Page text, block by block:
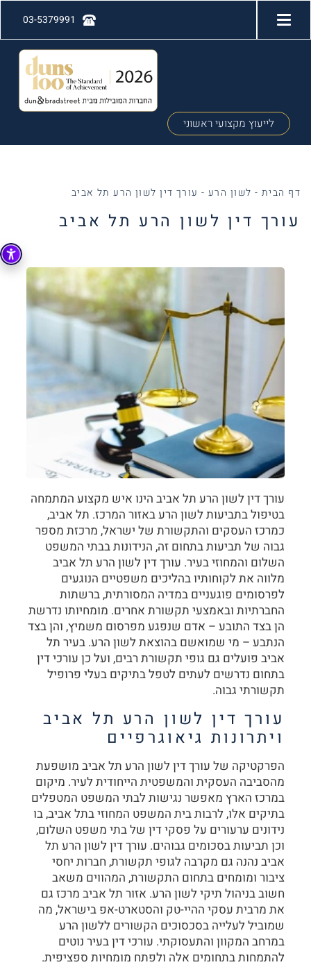
03-5379991
לייעוץ מקצועי ראשוני
דף הבית - לשון הרע- עורך דין לשון הרע תל אביב
עורך דין לשון הרע תל אביב
עורך דין לשון הרע תל אביב הינו איש מקצוע המתמחה
בטיפול בתביעות לשון הרע באזור המרכז. תל אביב,
כמרכז העסקים והתקשורת של ישראל, מרכזת מספר
גבוה של תביעות בתחום זה, הנידונות בבתי המשפט
השלום והמחוזי בעיר. עורך דין לשון הרע תל אביב
מלווה את לקוחותיו בהליכים משפטיים הנוגעים
לפרסומים פוגעניים במדיה המסורתית, ברשתות
החברתיות ובאמצעי תקשורת אחרים. מומחיותו נדרשת
הן בצד התובע – אדם שנפגע מפרסום משמיץ, והן בצד
הנתבע – מי שמואשם בהוצאת לשון הרע. בעיר תל
אביב פועלים גם גופי תקשורת רבים, ועל כן עורכי דין
בתחום נדרשים לעתים לטפל בתיקים בעלי פרופיל
תקשורתי גבוה.
עורך דין לשון הרע תל אביב
ויתרונות גיאוגרפיים
הפרקטיקה של עורך דין לשון הרע תל אביב מושפעת
מהסביבה העסקית והמשפטית הייחודית לעיר. מיקום
במרכז הארץ מאפשר נגישות לבתי המשפט המטפלים
בתיקים אלו, לרבות בית המשפט המחוזי בתל אביב, בו
נידונים ערעורים על פסקי דין של בתי משפט השלום,
וכן תביעות בסכומים גבוהים. עורך דין לשון הרע תל
אביב נהנה גם מקרבה לגופי תקשורת, חברות יחסי
ציבור ומומחים בתחום התקשורת, המהווים משאב
חשוב בניהול תיקי לשון הרע. אזור תל אביב מרכז גם
את מרבית עסקי ההיי-טק והסטארט-אפ בישראל, מה
שמוביל לעלייה בסכסוכים הקשורים ללשון הרע
במרחב המקוון והתעסוקתי. עורכי דין בעיר נוטים
להתמחות בתחומים אלה ולפתח מומחיות ספציפית.